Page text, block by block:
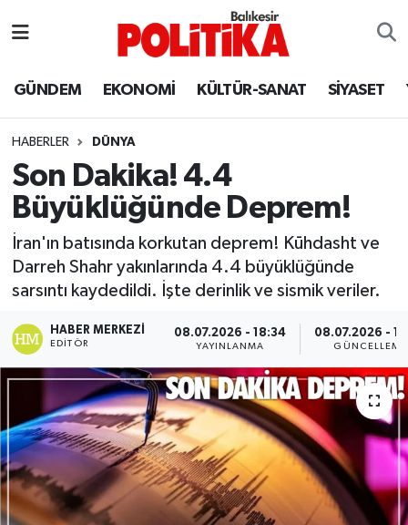
GÜNDEM EKONOMİ KÜLTÜR-SANAT SİYASET
HABERLER DÜNYA
Son Dakika! 4.4
Büyüklüğünde Deprem!
İran'ın batısında korkutan deprem! Kūhdasht ve
Darreh Shahr yakınlarında 4.4 büyüklüğünde
sarsıntı kaydedildi. İşte derinlik ve sismik veriler.
HABER MERKEZI
EDITÖR
08.07.2026 - 18:34
YAYINLANMA
08.07.2026 -
GÜNCELLEME
Ayvalık
Balya
Bandırma
BİYOGRAFİLER
Burhaniye
ÇEVRE
DÜNYA
Dursunbey
Balıkesir Hava Durumu
Balıkesir Namaz Vakitleri
Balıkesir Trafik Yoğunluk Haritası
Süper Lig Puan Durumu ve Fikstür
Tüm Manşetler
Son Dakika Haberleri
Haber Arşivi